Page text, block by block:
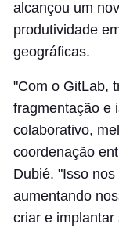
alcançou um
produtividade
geográficas.
"Com o GitLab,
fragmentação e
colaborativo,
coordenação
Dubié. "Isso
aumentando
criar e implantar